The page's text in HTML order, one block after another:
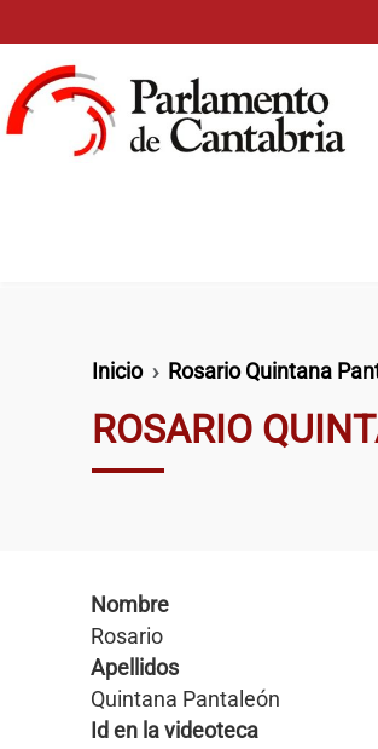
Ruta de
Inicio Rosario Quintana
ROSARIO
Nombre
Rosario
Apellidos
Quintana Pantaleón
Id en la videoteca